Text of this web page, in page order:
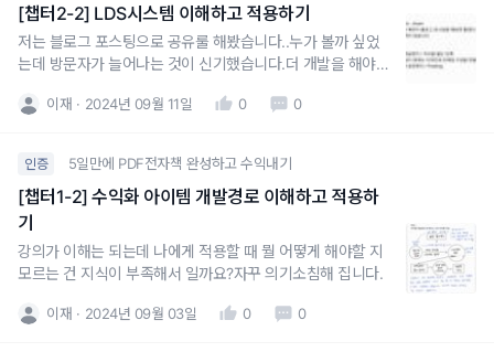
[챕터2-2] LDS시스템 이해하고 적용하기
저는 블로그 포스팅으로 공유룰 해봤습니다..누가 볼까 싶었
는데 방문자가 늘어나는 것이 신기했습니다.더 개발을 해야겠
이재 2024년 09월 11일 0 0
인증 5일만에 PDF전자책 완성하고 수익내기
[챕터1-2] 수익화 아이템 개발경로 이해하고 적용하
기
강의가 이해는 되는데 나에게 적용할 때 뭘 어떻게 해야할 지
모르는 건 지식이 부족해서 일까요?자꾸 의기소침해 집니다.
이재 2024년 09월 03일 0 0